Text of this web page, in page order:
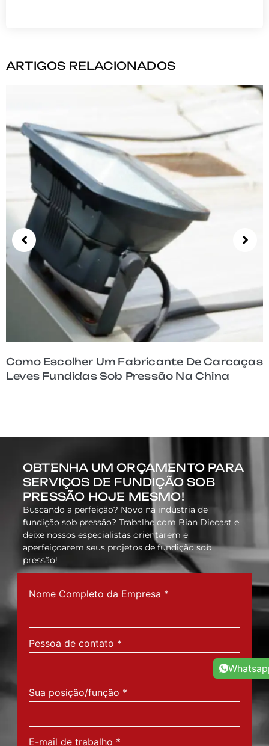
ARTIGOS RELACIONADOS
Como O MES Melhora A Rastreabilidade
Para Peças Fundidas Sob Pressão De
OBTENHA UM ORÇAMENTO PARA
SERVIÇOS DE FUNDIÇÃO SOB
PRESSÃO HOJE MESMO!
Buscando a perfeição? Novo na indústria de
fundição sob pressão? Trabalhe com Bian Diecast e
deixe nossos especialistas orientarem e
aperfeiçoarem seus projetos de fundição sob
pressão!